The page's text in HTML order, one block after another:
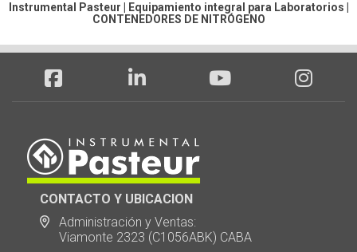
Instrumental Pasteur | Equipamiento integral para Laboratorios |
CONTENEDORES DE NITRÓGENO
CONTACTO Y UBICACION
Administración y Ventas:
Viamonte 2323 (C1056ABK) CABA